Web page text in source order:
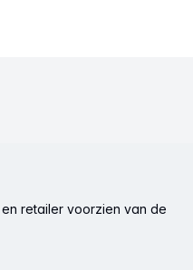
retailer voorzien van de